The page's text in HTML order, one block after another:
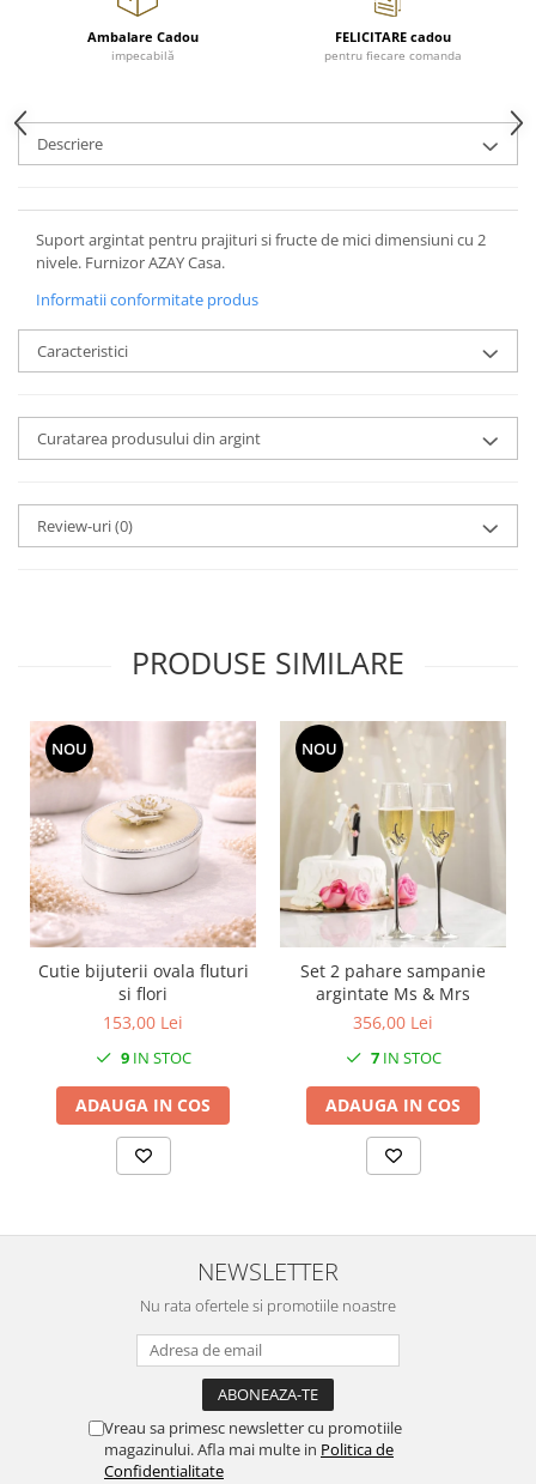
CELESTIAL PLATINUM
INTAGLIO
JASPER CONRAN GOLD
ANTHEMION BLUE
BUTTERFLY BLOOM
OLD COUNTRY ROSES
PASHMINA
SIGNET PLATINUM
CELESTIAL GOLD
CHINOISERIE WHITE
JASPER CONRAN WHITE
WONDERLUST
MORRIS&AMP;CO
SERENDIPITY PLATINUM
CELESTIAL
PATCHWORK WILLOW
BLUE LILY
HIBISCUS
SWAN
FLORENTINE TURQUOISE
ANTHEMION GREY
ORCHARD
CREATURES OF CURIOSITY
RENAISSANCE RED
SERENDIPITY WHITE
FLOWER FESTIVAL BLUE
FLOWER FESTIVAL RED
CHIQUE ROZ
CHIQUE STRIPES VERDE
Renaissance Grey
CHIQUE STRIPES GALBEN
Ambalare Cadou
impecabilă
FELICITARE cadou
pentru fiecare comanda
Descriere
Suport argintat pentru prajituri si fructe de mici dimensiuni cu 2
nivele. Furnizor AZAY Casa.
Informatii conformitate produs
Caracteristici
Curatarea produsului din argint
Review-uri(0)
PRODUSE SIMILARE
NOU
Cutie bijuterii ovala fluturi
si flori
153,00 Lei
9IN STOC
ADAUGA IN COS
NOU
Set 2 pahare sampanie
argintate Ms & Mrs
356,00 Lei
7IN STOC
ADAUGA IN COS
NEWSLETTER
Nu rata ofertele si promotiile noastre
Vreau sa primesc newsletter cu promotiile
magazinului. Afla mai multe in Politica de
Confidentialitate